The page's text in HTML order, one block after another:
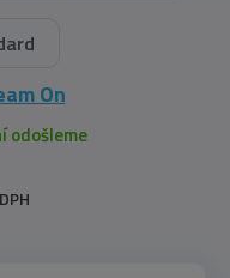
On
odošleme